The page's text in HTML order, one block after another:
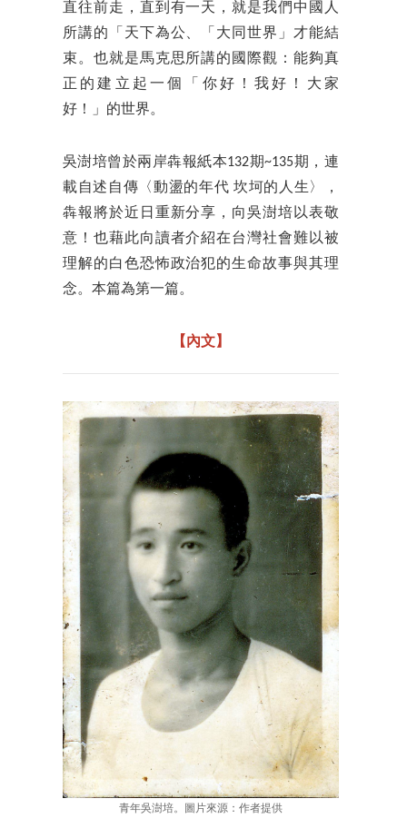
直往前走，直到有一天，就是我們中國人
所講的「天下為公、「大同世界」才能結
束。也就是馬克思所講的國際觀：能夠真
正的建立起一個「你好！我好！大家
好！」的世界。
吳澍培曾於兩岸犇報紙本132期~135期，連
載自述自傳〈動盪的年代 坎坷的人生〉，
犇報將於近日重新分享，向吳澍培以表敬
意！也藉此向讀者介紹在台灣社會難以被
理解的白色恐怖政治犯的生命故事與其理
念。本篇為第一篇。
【內文】
青年吳澍培。圖片來源：作者提供